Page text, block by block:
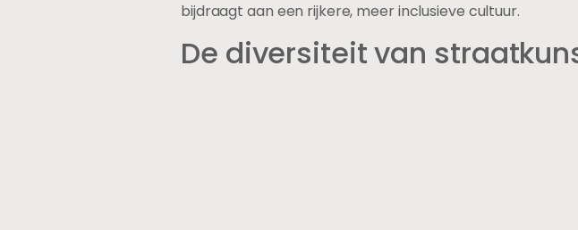
bijdraagt aan een rijkere, meer inclusieve cultuur.
De diversiteit van